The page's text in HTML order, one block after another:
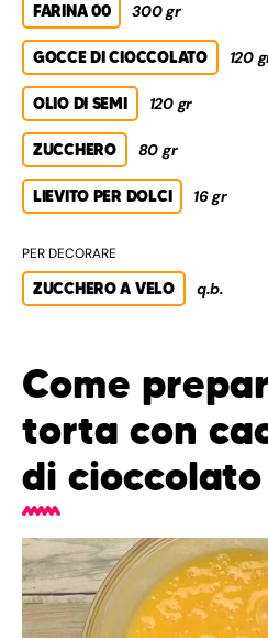
FARINA 00 300 gr
GOCCE DI CIOCCOLATO 120
OLIO DI SEMI 120 gr
ZUCCHERO 80 gr
LIEVITO PER DOLCI 16 gr
PER DECORARE
ZUCCHERO A VELO q.b.
Come
torta con
di cioccolato